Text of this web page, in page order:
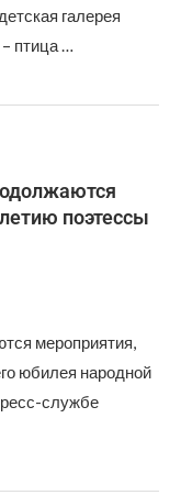
галерея
птица …
поэтессы
мероприятия,
юбилея народной
службе